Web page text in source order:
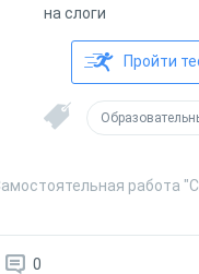
на слоги
Пройти
работа
0